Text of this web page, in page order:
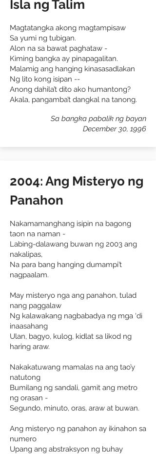
Isla ng Talim
Magtatangka akong magtampisaw
Sa yumi ng tubigan.
Alon na sa bawat paghataw -
Kiming bangka ay pinapagalitan.
Malamig ang hanging kinasasadlakan
Ng lito kong isipan --
Anong dahila’t dito ako humantong?
Akala, pangamba’t dangkal na tanong.
Sa bangka pabalik ng bayan
December 30, 1996
2004: Ang Misteryo ng
Panahon
Nakamamanghang isipin na bagong
taon na naman -
Labing-dalawang buwan ng 2003 ang
nakalipas,
Na para bang hanging dumampi’t
nagpaalam.
May misteryo nga ang panahon, tulad
nang paggalaw
Ng kalawakang nagbabadya ng mga ‘di
inaasahang
Ulan, bagyo, kulog, kidlat sa likod ng
haring araw.
Nakakatuwang mamalas na ang tao’y
natutong
Bumilang ng sandali, gamit ang metro
ng orasan -
Segundo, minuto, oras, araw at buwan.
Ang misteryo ng panahon ay ikinahon sa
numero
Upang ang abstraksyon ng buhay